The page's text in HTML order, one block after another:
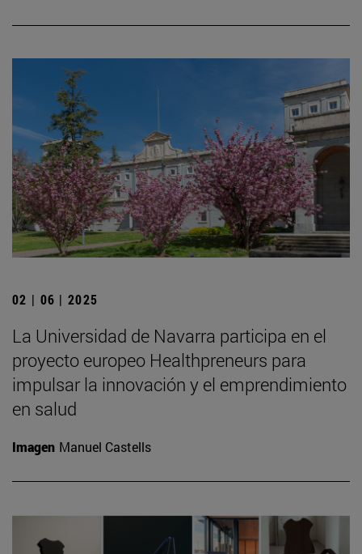
02 | 06 | 2025
La Universidad de Navarra participa en el
proyecto europeo Healthpreneurs para
impulsar la innovación y el emprendimiento
en salud
Imagen Manuel Castells